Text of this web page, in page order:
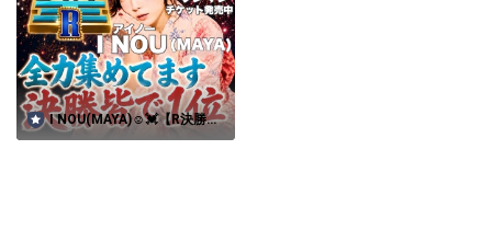
I NOU(MAYA)☺︎︎︎︎💓【R決勝】
力合わせて🤝